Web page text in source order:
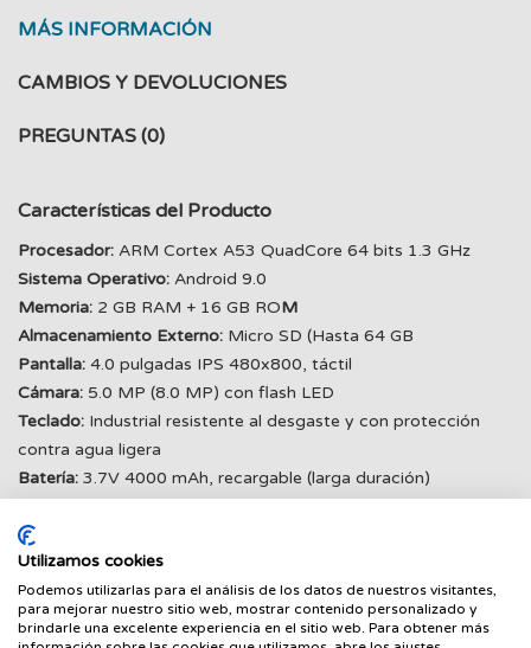
MÁS INFORMACIÓN
CAMBIOS Y DEVOLUCIONES
PREGUNTAS (0)
Características del Producto
Procesador: ARM Cortex A53 QuadCore 64 bits 1.3 GHz
Sistema Operativo: Android 9.0
Memoria: 2 GB RAM + 16 GB ROM
Almacenamiento Externo: Micro SD (Hasta 64 GB
Pantalla: 4.0 pulgadas IPS 480x800, táctil
Cámara: 5.0 MP (8.0 MP) con flash LED
Teclado: Industrial resistente al desgaste y con protección
contra agua ligera
Batería: 3.7V 4000 mAh, recargable (larga duración)
Interfaz:
Certificación IP65:
entornos exigentes
Peso:345 g (ligero y portátil)
Utilizamos cookies
Podemos utilizarlas para el análisis de los datos de nuestros visitantes,
para mejorar nuestro sitio web, mostrar contenido personalizado y
brindarle una excelente experiencia en el sitio web. Para obtener más